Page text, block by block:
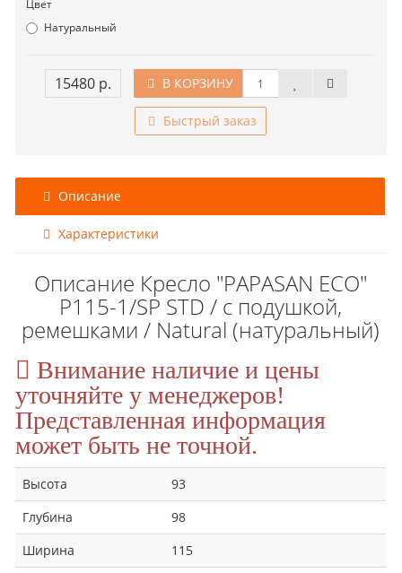
Цвет
Натуральный
15480 р. В КОРЗИНУ
Быстрый заказ
Описание
Характеристики
Описание Кресло "PAPASAN ECO"
P115-1/SP STD / c подушкой,
ремешками / Natural (натуральный)
Внимание наличие и цены
уточняйте у менеджеров!
Представленная информация
может быть не точной.
Высота
93
Глубина
98
Ширина
115